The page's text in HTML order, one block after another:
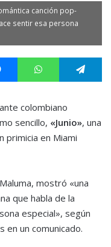
canción pop-
sentir esa persona
MessengerWhatsApp
colombiano
sencillo, «Junio», una
primicia en Miami
mostró «una
que habla de la
especial», según
en un comunicado.